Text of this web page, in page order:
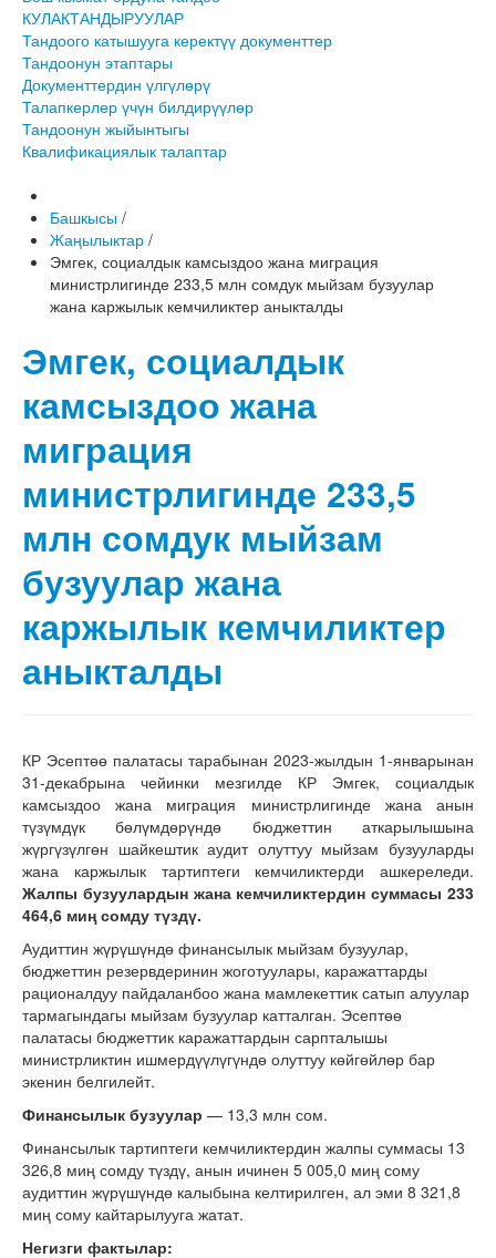
КУЛАКТАНДЫРУУЛАР
Тандоого катышууга керектүү документтер
Тандоонун этаптары
Документтердин үлгүлөрү
Талапкерлер үчүн билдирүүлөр
Тандоонун жыйынтыгы
Квалификациялык талаптар
Башкысы /
Жаңылыктар /
Эмгек, социалдык камсыздоо жана миграция
министрлигинде 233,5 млн сомдук мыйзам бузуулар
жана каржылык кемчиликтер аныкталды
Эмгек, социалдык
камсыздоо жана
миграция
министрлигинде 233,5
млн сомдук мыйзам
бузуулар жана
каржылык кемчиликтер
аныкталды
КР Эсептөө палатасы тарабынан 2023-жылдын 1-январынан
31-декабрына чейинки мезгилде КР Эмгек, социалдык
камсыздоо жана миграция министрлигинде жана анын
түзүмдүк бөлүмдөрүндө бюджеттин аткарылышына
жүргүзүлгөн шайкештик аудит олуттуу мыйзам бузууларды
жана каржылык тартиптеги кемчиликтерди ашкереледи.
Жалпы бузуулардын жана кемчиликтердин суммасы 233
464,6 миң сомду түздү.
Аудиттин жүрүшүндө финансылык мыйзам бузуулар,
бюджеттин резервдеринин жоготуулары, каражаттарды
рационалдуу пайдаланбоо жана мамлекеттик сатып алуулар
тармагындагы мыйзам бузуулар катталган. Эсептөө
палатасы бюджеттик каражаттардын сарпталышы
министрликтин ишмердүүлүгүндө олуттуу көйгөйлөр бар
экенин белгилейт.
Финансылык бузуулар — 13,3 млн сом.
Финансылык тартиптеги кемчиликтердин жалпы суммасы 13
326,8 миң сомду түздү, анын ичинен 5 005,0 миң сому
аудиттин жүрүшүндө калыбына келтирилген, ал эми 8 321,8
миң сому кайтарылууга жатат.
Негизги фактылар: